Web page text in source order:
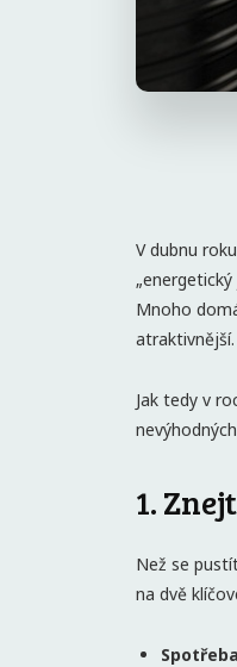
V dubnu
Mnoho
atraktivnější.
Jak tedy v
1.
Než se
na dvě